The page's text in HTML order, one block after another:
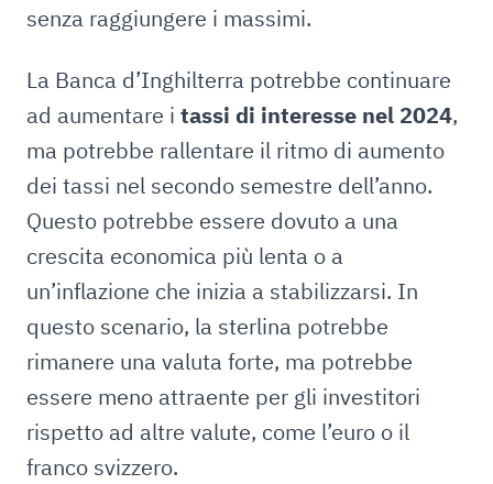
senza raggiungere i massimi.
La Banca d’Inghilterra potrebbe continuare
ad aumentare i tassi di interesse nel 2024,
ma potrebbe rallentare il ritmo di aumento
dei tassi nel secondo semestre dell’anno.
Questo potrebbe essere dovuto a una
crescita economica più lenta o a
un’inflazione che inizia a stabilizzarsi. In
questo scenario, la sterlina potrebbe
rimanere una valuta forte, ma potrebbe
essere meno attraente per gli investitori
rispetto ad altre valute, come l’euro o il
franco svizzero.